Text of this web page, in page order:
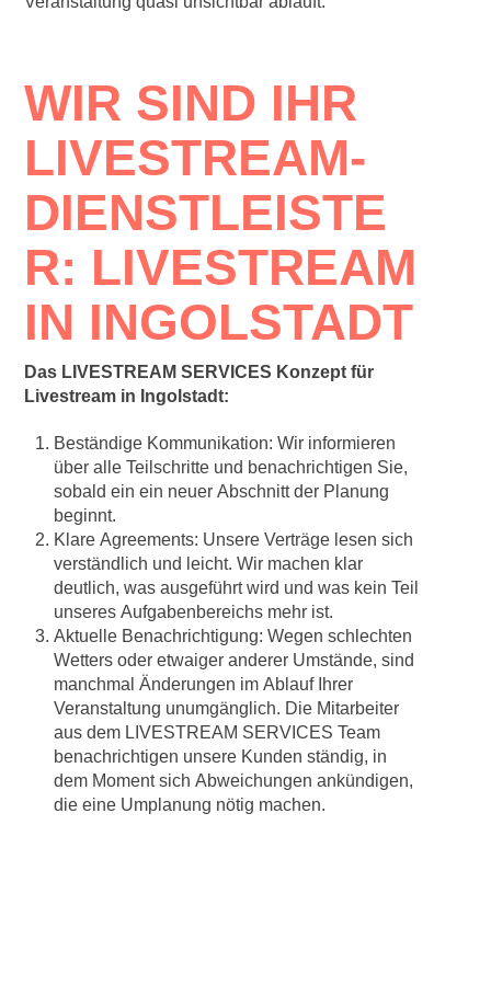
WIR SIND IHR
LIVESTREAM-
DIENSTLEISTE
R: LIVESTREAM
IN INGOLSTADT
Das LIVESTREAM SERVICES Konzept für
Livestream in Ingolstadt:
Beständige Kommunikation: Wir informieren
über alle Teilschritte und benachrichtigen Sie,
sobald ein ein neuer Abschnitt der Planung
beginnt.
Klare Agreements: Unsere Verträge lesen sich
verständlich und leicht. Wir machen klar
deutlich, was ausgeführt wird und was kein Teil
unseres Aufgabenbereichs mehr ist.
Aktuelle Benachrichtigung: Wegen schlechten
Wetters oder etwaiger anderer Umstände, sind
manchmal Änderungen im Ablauf Ihrer
Veranstaltung unumgänglich. Die Mitarbeiter
aus dem LIVESTREAM SERVICES Team
benachrichtigen unsere Kunden ständig, in
dem Moment sich Abweichungen ankündigen,
die eine Umplanung nötig machen.